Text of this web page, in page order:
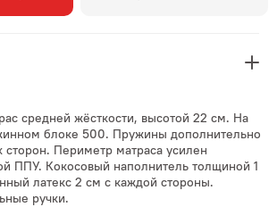
средней жёсткости, высотой 22 см. На
блоке 500. Пружины дополнительно
сторон. Периметр матраса усилен
ППУ. Кокосовый наполнитель толщиной 1
латекс 2 см с каждой стороны.
ручки.